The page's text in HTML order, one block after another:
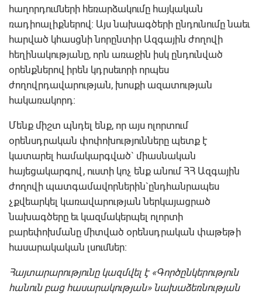
հաղորդումների հեռարձակումը հայկական
ռադիոալիքներով: Այս նախագծերի ընդունումը նաեւ
հարված կհասցնի նորընտիր Ազգային ժողովի
հեղինակությանը, որն առաջին իսկ ընդունված
օրենքներով իրեն կդրսեւորի որպես
ժողովրդավարության, խոսքի ազատության
հակառակորդ:
Մենք միշտ պնդել ենք, որ այս ոլորտում
օրենսդրական փոփոխությունները պետք է
կատարել համակարգված` միասնական
հայեցակարգով, ուստի կոչ ենք անում ՀՀ Ազգային
ժողովի պատգամավորներին`ընդհանրապես
չքվեարկել կառավարության ներկայացրած
նախագծերը եւ կազմակերպել ոլորտի
բարեփոխմանը միտված օրենսդրական փաթեթի
հասարակական լսումներ:
Հայտարարությունը կազմվել է «Գործընկերություն
հանուն բաց հասարակության» նախաձեռնության